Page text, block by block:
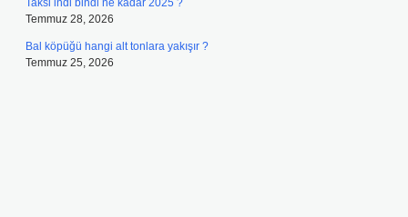
Taksi indi bindi ne kadar 2025 ?
Temmuz 28, 2026
Bal köpüğü hangi alt tonlara yakışır ?
Temmuz 25, 2026